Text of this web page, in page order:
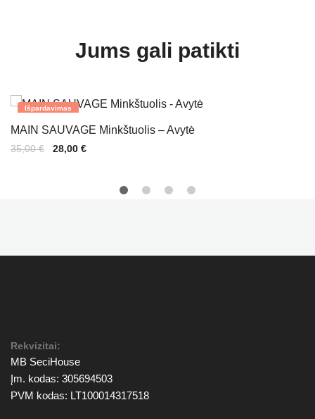
Jums gali patikti
Išpardavimas
MAIN SAUVAGE Minkštuolis – Avytė
35,00€
Original
28,00 €Current
Rekvizitai:
MB SeciHouse
Įm. kodas: 305694503
PVM kodas: LT100014317518